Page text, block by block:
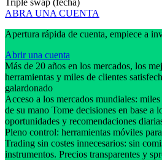
ABRA UNA CUENTA
Apertura rápida de cuenta, empiece a
Abrir una cuenta
Más de 20 años en los mercados, los
herramientas y miles de clientes
galardonado
Acceso a los mercados mundiales:
de su mano Tome decisiones en base a
oportunidades y recomendaciones
Pleno control: herramientas móviles
Trading sin costes innecesarios: sin
instrumentos. Precios transparentes y